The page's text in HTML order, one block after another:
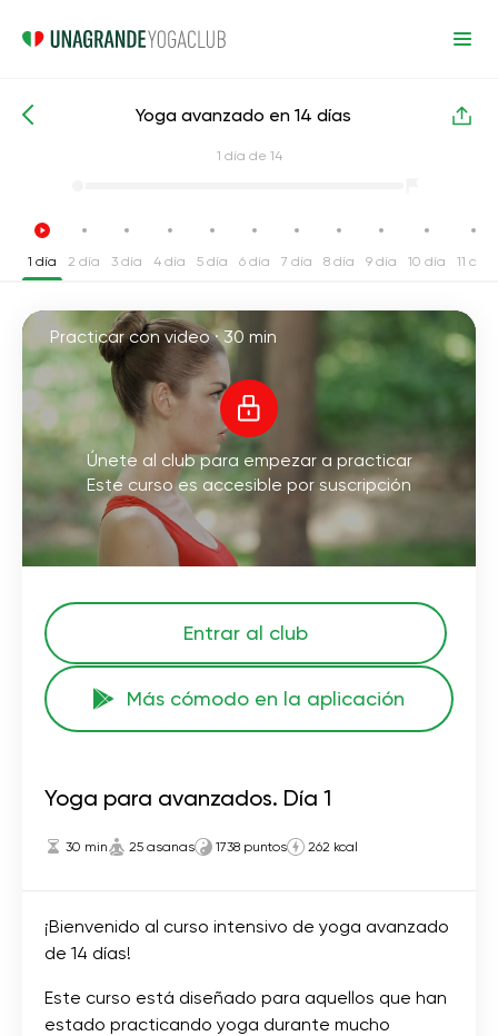
Cursos intensivos de yoga Avanzado
Yoga avanzado en 14 días
1 día de 14
1 día 2 día 3 día 4 día 5 día 6 día 7 día 8 día 9 día 10 día 11 día
Practicar con video ·30 min
Únete al club para empezar a practicar
Este curso es accesible por suscripción
Entrar al club
Más cómodo en la aplicación
Yoga para avanzados. Día 1
30 min 25 asanas 1738 puntos 262 kcal
¡Bienvenido al curso intensivo de yoga avanzado
de 14 días!
Este curso está diseñado para aquellos que han
estado practicando yoga durante mucho